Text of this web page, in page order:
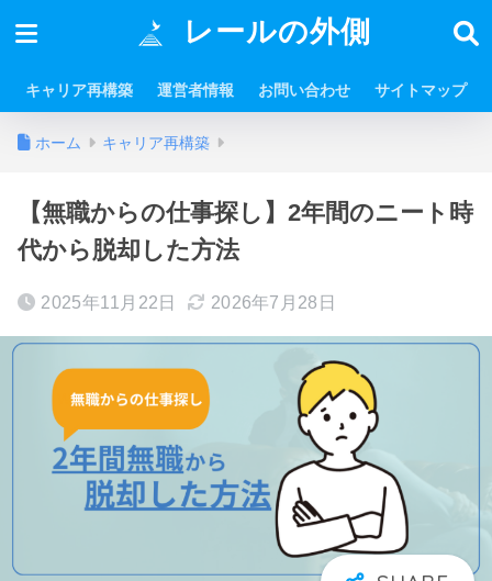
レールの外側
キャリア再構築 運営者情報 お問い合わせ サイトマップ
ホーム キャリア再構築
【無職からの仕事探し】2年間のニート時
代から脱却した方法
2025年11月22日 2026年7月28日